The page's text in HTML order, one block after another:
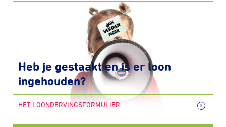
Heb je gestaakt en is er loon
ingehouden?
HET LOONDERVINGSFORMULIER